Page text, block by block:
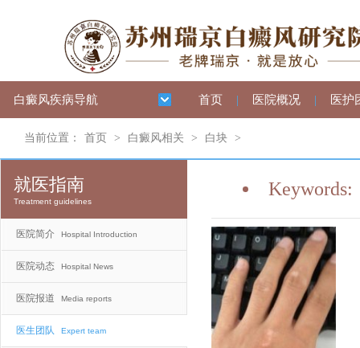
白癜风疾病导航 首页 | 医院概况 | 医护
当前位置： 首页 > 白癜风相关 > 白块 >
就医指南
Treatment guidelines
医院简介 Hospital Introduction
医院动态 Hospital News
医院报道 Media reports
医生团队 Expert team
Keywords: